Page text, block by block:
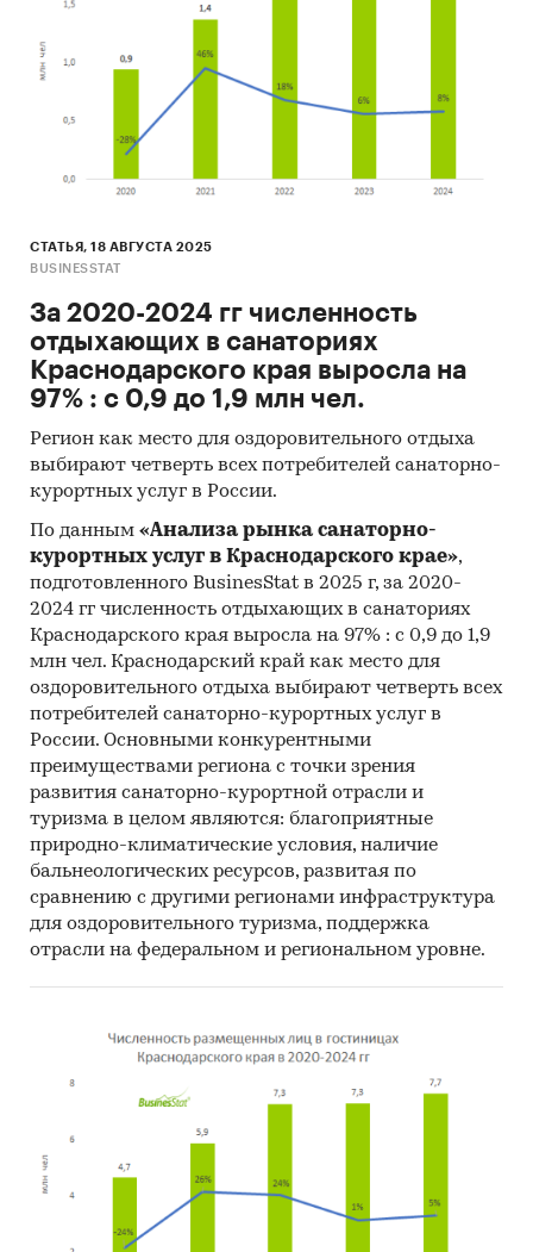
СТАТЬЯ, 18 АВГУСТА 2025
BUSINESSTAT
За 2020-2024 гг численность
отдыхающих в санаториях
Краснодарского края выросла на
97% : с 0,9 до 1,9 млн чел.
Регион как место для оздоровительного отдыха
выбирают четверть всех потребителей санаторно-
курортных услуг в России.
По данным «Анализа рынка санаторно-
курортных услуг в Краснодарского крае»,
подготовленного BusinesStat в 2025 г, за 2020-
2024 гг численность отдыхающих в санаториях
Краснодарского края выросла на 97% : с 0,9 до 1,9
млн чел. Краснодарский край как место для
оздоровительного отдыха выбирают четверть всех
потребителей санаторно-курортных услуг в
России. Основными конкурентными
преимуществами региона с точки зрения
развития санаторно-курортной отрасли и
туризма в целом являются: благоприятные
природно-климатические условия, наличие
бальнеологических ресурсов, развитая по
сравнению с другими регионами инфраструктура
для оздоровительного туризма, поддержка
отрасли на федеральном и региональном уровне.